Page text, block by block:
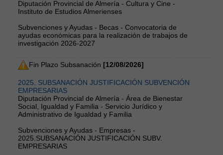
Diputación Provincial de Almería - Cultura y Cine -
Instituto de Estudios Almerienses
Subvenciones y Ayudas - Becas - Convocatoria de
ayudas económicas para la realización de trabajos de
investigación 2026-2027
Fin Plazo Subsanación [12/08/2026]
2025. SUBSANACIÓN JUSTIFICACIÓN SUBVENCIÓN
EMPRESARIAS
Diputación Provincial de Almería - Área de Bienestar
Social, Igualdad y Familia - Servicio Jurídico y
Administrativo de Igualdad y Familia
Subvenciones y Ayudas - Empresas -
2025.SUBSANACIÓN JUSTIFICACIÓN SUBV.
EMPRESARIAS